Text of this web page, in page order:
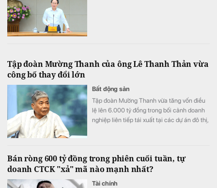
Tập đoàn Mường Thanh của ông Lê Thanh Thản vừa
công bố thay đổi lớn
Bất động sản
Tập đoàn Mường Thanh vừa tăng vốn điều
lệ lên 6.000 tỷ đồng trong bối cảnh doanh
nghiệp liên tiếp tái xuất tại các dự án đô thị,
Bán ròng 600 tỷ đồng trong phiên cuối tuần, tự
doanh CTCK "xả" mã nào mạnh nhất?
Tài chính